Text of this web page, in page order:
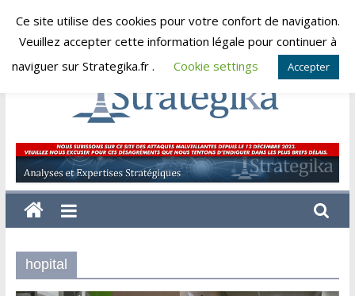
Skip
vendredi, août 7, 2026
Strategika
Expertise
et
Analyses
hopital
Ce site utilise des cookies pour votre confort de navigation.
Veuillez accepter cette information légale pour continuer à
naviguer sur Strategika.fr .
Cookie settings Accepter